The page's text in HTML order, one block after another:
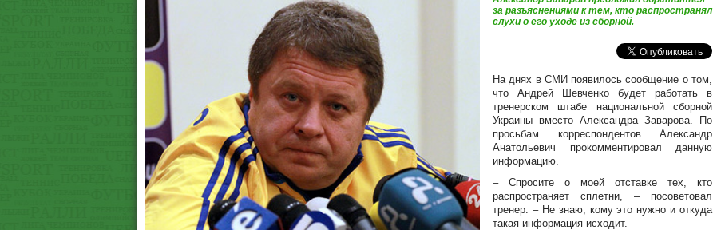
за разъяснениями к тем, кто распространял
слухи о его уходе из сборной.
На днях в СМИ появилось сообщение о том,
что Андрей Шевченко будет работать в
тренерском штабе национальной сборной
Украины вместо Александра Заварова. По
просьбам корреспондентов Александр
Анатольевич прокомментировал данную
информацию.
– Спросите о моей отставке тех, кто
распространяет сплетни, – посоветовал
тренер. – Не знаю, кому это нужно и откуда
такая информация исходит.